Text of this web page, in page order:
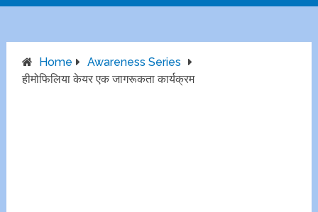
Home
Awareness Series
हीमोफिलिया केयर एक जागरूकता कार्यक्रम